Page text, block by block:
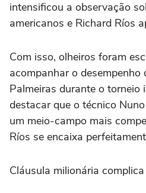
intensificou a observação
americanos e Richard Ríos
Com isso, olheiros foram
acompanhar o
Palmeiras durante o torneio
destacar que o técnico
um meio-campo mais
Ríos se encaixa
Cláusula milionária